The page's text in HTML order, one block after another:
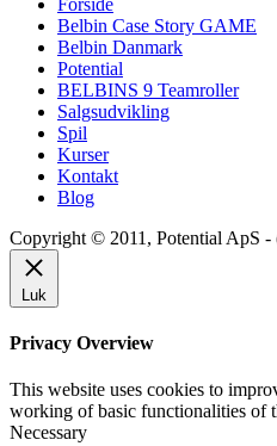
Belbin Case Story GAME
Belbin Danmark
Potential
BELBINS 9 Teamroller
Salgsudvikling
Spil
Kurser
Kontakt
Blog
Copyright © 2011, Potential ApS
Luk
Privacy Overview
This website uses cookies to
working of basic functionalities of
Necessary